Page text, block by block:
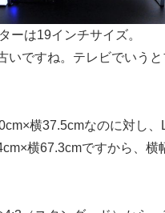
ーは19インチサイズ。
いですね。テレビでいう
横37.5cmなのに対し、
横67.3cmですから、横